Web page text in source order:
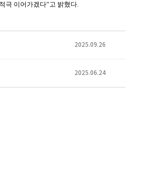
극 이어가겠다”고 밝혔다.
2025.09.26
2025.06.24